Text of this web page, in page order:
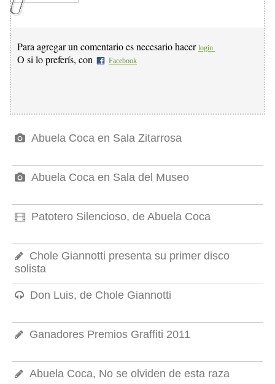
Para agregar un comentario es necesario hacer login.
O si lo preferís, con Facebook
Abuela Coca en Sala Zitarrosa
Abuela Coca en Sala del Museo
Patotero Silencioso, de Abuela Coca
Chole Giannotti presenta su primer disco
solista
Don Luis, de Chole Giannotti
Ganadores Premios Graffiti 2011
Abuela Coca, No se olviden de esta raza